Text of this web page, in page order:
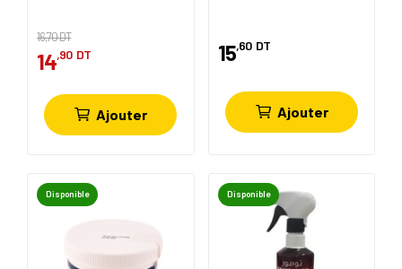
16,70 DT
14,90 DT
Ajouter
15,60 DT
Ajouter
Disponible Disponible